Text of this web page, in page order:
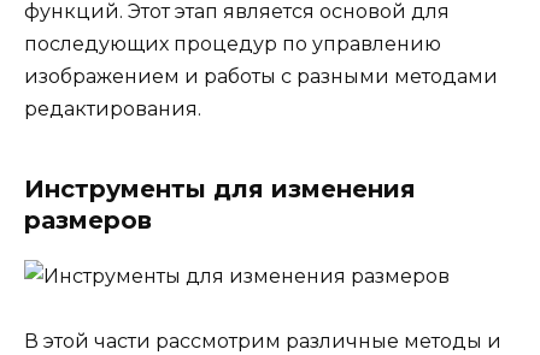
функций. Этот этап является основой для
последующих процедур по управлению
изображением и работы с разными методами
редактирования.
Инструменты для изменения
размеров
В этой части рассмотрим различные методы и